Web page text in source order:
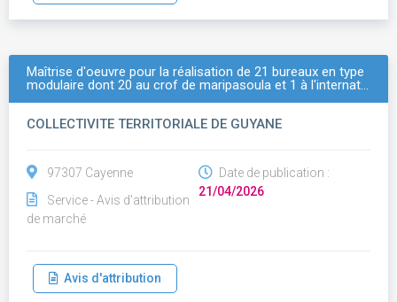
Maîtrise d'oeuvre pour la réalisation de 21 bureaux en type
modulaire dont 20 au crof de maripasoula et 1 à l'internat…
COLLECTIVITE TERRITORIALE DE GUYANE
97307 Cayenne
Service - Avis d'attribution
de marché
Date de publication :
21/04/2026
Avis d'attribution